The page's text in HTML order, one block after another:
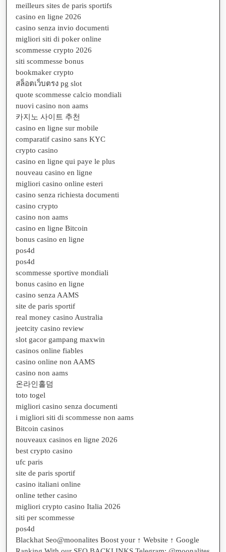
meilleurs sites de paris sportifs
casino en ligne 2026
casino senza invio documenti
migliori siti di poker online
scommesse crypto 2026
siti scommesse bonus
bookmaker crypto
สล็อตเว็บตรง pg slot
quote scommesse calcio mondiali
nuovi casino non aams
카지노 사이트 추천
casino en ligne sur mobile
comparatif casino sans KYC
crypto casino
casino en ligne qui paye le plus
nouveau casino en ligne
migliori casino online esteri
casino senza richiesta documenti
casino crypto
casino non aams
casino en ligne Bitcoin
bonus casino en ligne
pos4d
pos4d
scommesse sportive mondiali
bonus casino en ligne
casino senza AAMS
site de paris sportif
real money casino Australia
jeetcity casino review
slot gacor gampang maxwin
casinos online fiables
casino online non AAMS
casino non aams
온라인홀덤
toto togel
migliori casino senza documenti
i migliori siti di scommesse non aams
Bitcoin casinos
nouveaux casinos en ligne 2026
best crypto casino
ufc paris
site de paris sportif
casino italiani online
online tether casino
migliori crypto casino Italia 2026
siti per scommesse
pos4d
Blackhat Seo@moonalites Boost your ↑ Website ↑ Google